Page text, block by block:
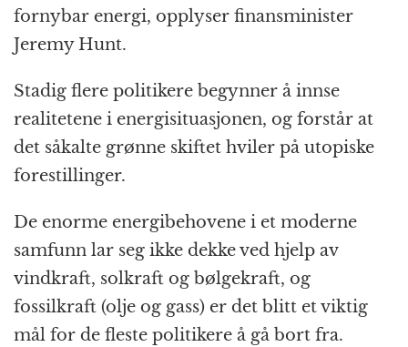
fornybar energi, opplyser finansminister
Jeremy Hunt.
Stadig flere politikere begynner å innse
realitetene i energisituasjonen, og forstår at
det såkalte grønne skiftet hviler på utopiske
forestillinger.
De enorme energibehovene i et moderne
samfunn lar seg ikke dekke ved hjelp av
vindkraft, solkraft og bølgekraft, og
fossilkraft (olje og gass) er det blitt et viktig
mål for de fleste politikere å gå bort fra.